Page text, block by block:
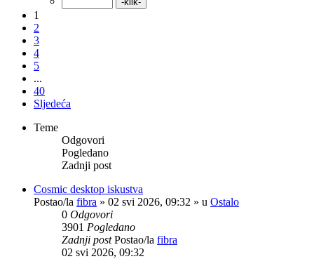
1
2
3
4
5
...
40
Sljedeća
Teme
Odgovori
Pogledano
Zadnji post
Cosmic desktop iskustva
Postao/la fibra » 02 svi 2026, 09:32 » u Ostalo
0 Odgovori
3901 Pogledano
Zadnji postPostao/la fibra
02 svi 2026, 09:32